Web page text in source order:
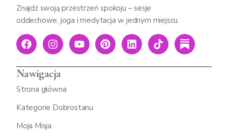
Znajdź swoją przestrzeń spokoju – sesje
oddechowe, joga i medytacja w jednym miejscu.
Nawigacja
Strona główna
Kategorie Dobrostanu
Moja Misja